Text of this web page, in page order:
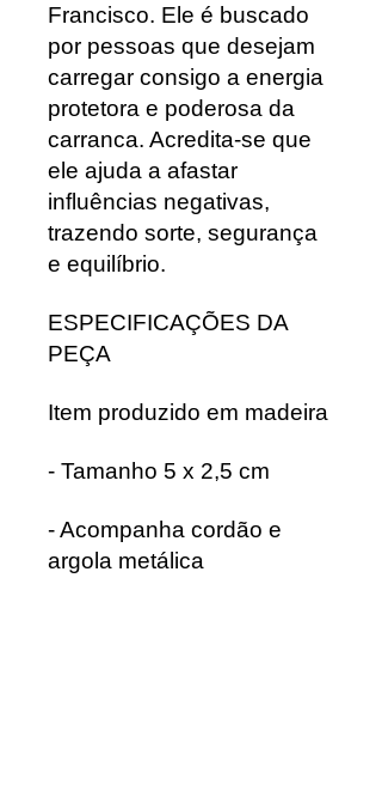
Francisco. Ele é buscado
por pessoas que desejam
carregar consigo a energia
protetora e poderosa da
carranca. Acredita-se que
ele ajuda a afastar
influências negativas,
trazendo sorte, segurança
e equilíbrio.
ESPECIFICAÇÕES DA
PEÇA
Item produzido em madeira
- Tamanho 5 x 2,5 cm
- Acompanha cordão e
argola metálica